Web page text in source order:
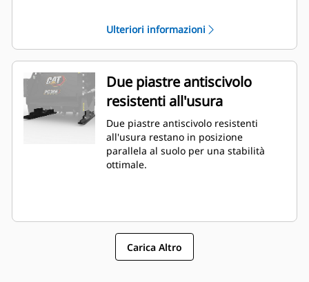
Ulteriori informazioni
Due piastre antiscivolo
resistenti all'usura
Due piastre antiscivolo resistenti
all'usura restano in posizione
parallela al suolo per una stabilità
ottimale.
Carica Altro